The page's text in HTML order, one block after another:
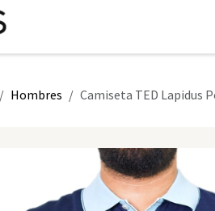
Hombres Camiseta TED Lapidus